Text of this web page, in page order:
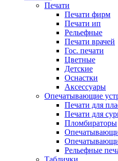
Печати
Печати фирм
Печати ип
Рельефные
Печати врачей
Гос. печати
Цветные
Детские
Оснастки
Аксессуары
Опечатывающие
Печати для
Печати для
Пломбираторы
Рельефные
Таблички